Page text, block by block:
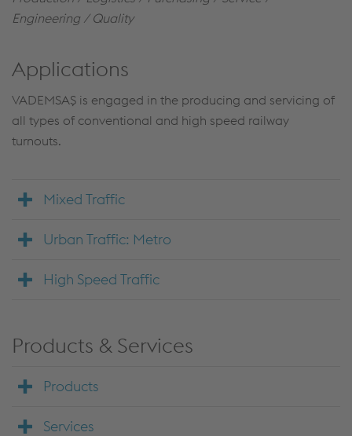
Engineering / Quality
Applications
VADEMSAŞ is engaged in the producing and servicing of
all types of conventional and high speed railway
turnouts.
Mixed Traffic
Urban Traffic: Metro
High Speed Traffic
Products & Services
Products
Services